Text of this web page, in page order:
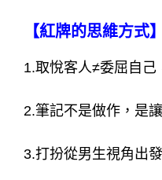
【紅牌的思維方式】
1.取悅客人≠委屈自己
2.筆記不是做作，是
3.打扮從男生視角出